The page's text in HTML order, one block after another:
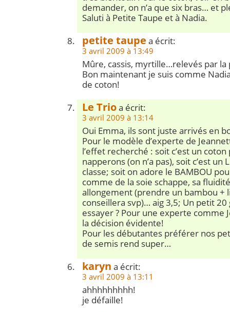
demander, on n’a que six bras… et
Saluti à Petite Taupe et à Nadia.
petite taupe a écrit:
3 avril 2009 à 13:49
Mûre, cassis, myrtille…relevés par
Bon maintenant je suis comme
de coton!
Le Trioa écrit:
3 avril 2009 à 13:14
Oui Emma, ils sont juste arrivés en
Pour le modèle d’experte de
l’effet recherché : soit c’est un
napperons (on n’a pas), soit c’est un
classe; soit on adore le BAMBOU
comme de la soie schappe, sa
allongement (prendre un bambou +
conseillera svp)… aig 3,5; Un petit
essayer ? Pour une experte comme
la décision évidente!
Pour les débutantes préférer nos
de semis rend super…
karyn a écrit:
3 avril 2009 à 13:11
ahhhhhhhhh!
je défaille!